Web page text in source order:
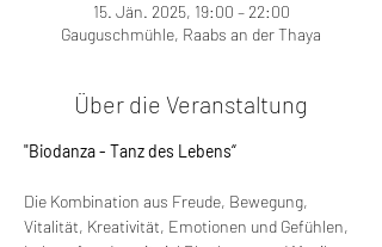
15. Jän. 2025, 19:00 – 22:00
Gauguschmühle, Raabs an der Thaya
Über die Veranstaltung
"Biodanza - Tanz des Lebens“
Die Kombination aus Freude, Bewegung,
Vitalität, Kreativität, Emotionen und Gefühlen,